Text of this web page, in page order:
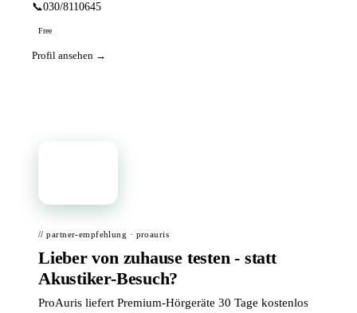
📞030/8110645
Free
Profil ansehen →
// partner-empfehlung · proauris
Lieber von zuhause testen - statt
Akustiker-Besuch?
ProAuris liefert Premium-Hörgeräte 30 Tage kostenlos